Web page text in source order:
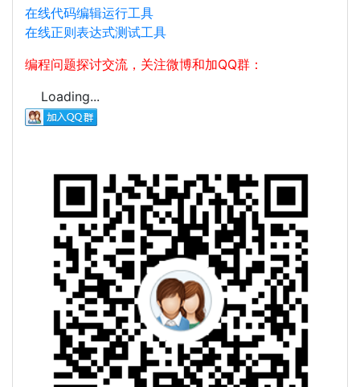
在线代码编辑运行工具
在线正则表达式测试工具
编程问题探讨交流，关注微博和加QQ群：
Loading...